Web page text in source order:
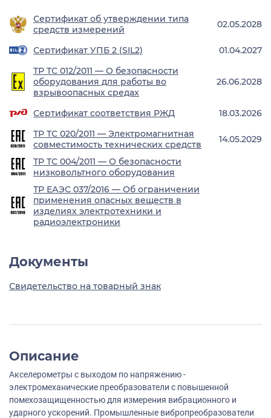
Сертификат об утверждении типа
средств измерений
02.05.2028
Сертификат УПБ 2 (SIL2)
01.04.2027
ТР ТС 012/2011 — О безопасности
оборудования для работы во
взрывоопасных средах
26.06.2028
Сертификат соответствия РЖД
18.03.2026
ТР ТС 020/2011 — Электромагнитная
совместимость технических средств
14.05.2029
ТР ТС 004/2011 — О безопасности
низковольтного оборудования
ТР ЕАЭС 037/2016 — Об ограничении
применения опасных веществ в
изделиях электротехники и
радиоэлектроники
Документы
Свидетельство на товарный знак
Описание
Акселерометры с выходом по напряжению -
электромеханические преобразователи с повышенной
помехозащищенностью для измерения вибрационного и
ударного ускорений. Промышленные вибропреобразователи